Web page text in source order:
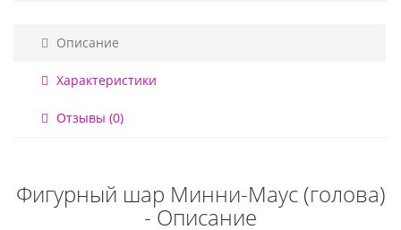
Описание
Характеристики
Отзывы (0)
Фигурный шар Минни-Маус (голова)
- Описание